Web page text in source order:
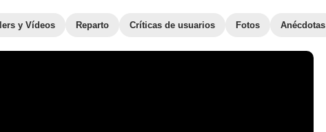
y Vídeos Reparto Críticas de usuarios Fotos Anécdotas